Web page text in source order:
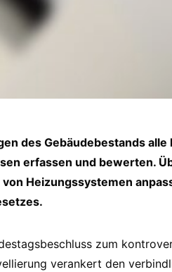
des Gebäudebestands
erfassen und bewerten.
Heizungssystemen
zum
verankert den